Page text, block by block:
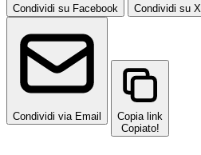
Condividi su Facebook Condividi su X
Condividi via Email
Copia link
Copiato!